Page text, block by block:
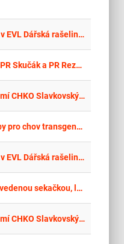
FC Obnova cenných biotopů v EVL Dářská rašeliniště – luční management
Seč podmáčených rákosin v PR Skučák a PR Rezavka
Kosení křovinořezem na území CHKO Slavkovský les - III. etapa, opakované řízení
Zemědělské dodávky a služby pro chov transgenních prasat
FC Obnova cenných biotopů v EVL Dářská rašeliniště – luční management - seč křovinořezem
Realizace sečí kosou, ručně vedenou sekačkou, lehkou a těžkou mechanizací ve zvláště chráněných územích – RP Střední Čechy – I. etapa
Kosení křovinořezem na území CHKO Slavkovský les – I. etapa - opakovaná výzva